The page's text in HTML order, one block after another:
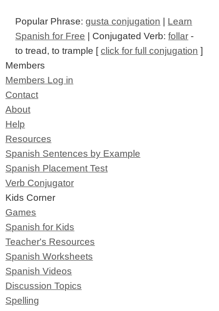
Popular Phrase:gusta conjugation | Learn
Spanish for Free | Conjugated Verb:follar -
to tread, to trample [click for full conjugation ]
Members
Members Log in
Contact
About
Help
Resources
Spanish Sentences by Example
Spanish Placement Test
Verb Conjugator
Kids Corner
Games
Spanish for Kids
Teacher's Resources
Spanish Worksheets
Spanish Videos
Discussion Topics
Spelling